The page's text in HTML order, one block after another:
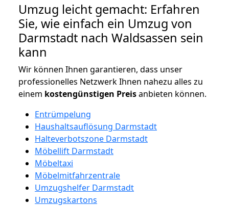
Umzug leicht gemacht: Erfahren
Sie, wie einfach ein Umzug von
Darmstadt nach Waldsassen sein
kann
Wir können Ihnen garantieren, dass unser
professionelles Netzwerk Ihnen nahezu alles zu
einem kostengünstigen Preisanbieten können.
Entrümpelung
Haushaltsauflösung Darmstadt
Halteverbotszone Darmstadt
Möbellift Darmstadt
Möbeltaxi
Möbelmitfahrzentrale
Umzugshelfer Darmstadt
Umzugskartons